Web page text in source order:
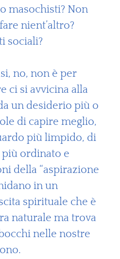
masochisti? Non
nient’altro?
sociali?
no, non è per
ci si avvicina alla
un desiderio più o
di capire meglio,
più limpido, di
ordinato e
della “aspirazione
in un
spirituale che è
naturale ma trova
nelle nostre